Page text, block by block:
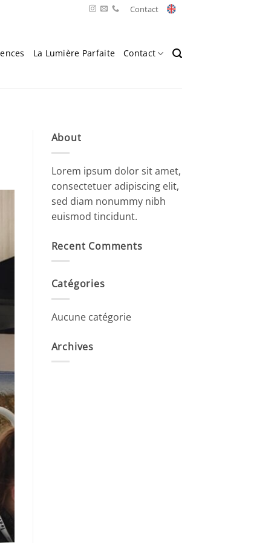
Contact
La Lumière Parfaite Contact
About
Lorem ipsum dolor sit amet,
consectetuer adipiscing elit,
sed diam nonummy nibh
euismod tincidunt.
Recent Comments
Catégories
Aucune catégorie
Archives